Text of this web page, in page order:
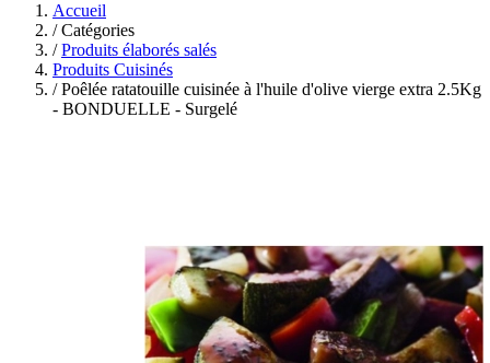
Accueil
/Catégories
/ Produits élaborés salés
Produits Cuisinés
/Poêlée ratatouille cuisinée à l'huile d'olive vierge extra 2.5Kg
- BONDUELLE - Surgelé